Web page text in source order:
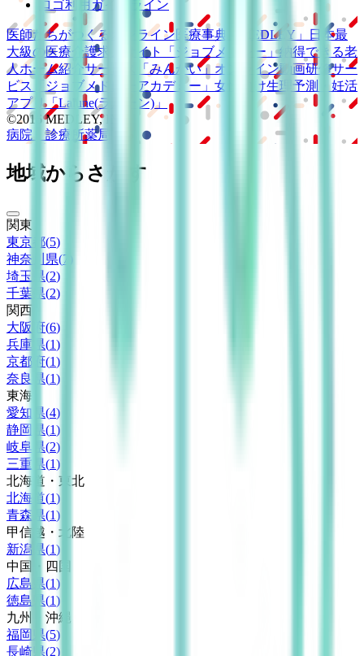
ロゴ利用ガイドライン
医師たちがつくる オンライン医療事典 「MEDLEY」
日本最
大級の医療介護求人サイト 「ジョブメドレー」納得できる老
人ホーム紹介サービス
「みんかい」 オンライン動画研修サー
ビス
「ジョブメドレー アカデミー」 女性向け生理予測・妊活
アプリ「Lalune(ラルーン)」
©2016 MEDLEY, INC.
病院・診療所薬局
地域からさがす
関東
東京都(5)
神奈川県(7
埼玉県(2)
千葉県(2)
関西
大阪府(6)
兵庫県(1)
京都府(1)
奈良県(1)
東海
愛知県(4)
静岡県(1)
岐阜県(2)
三重県(1)
北海道・東北
北海道(1)
青森県(1)
甲信越・北陸
新潟県(1)
中国・四国
広島県(1)
徳島県(1)
九州・沖縄
福岡県(5)
長崎県(2)